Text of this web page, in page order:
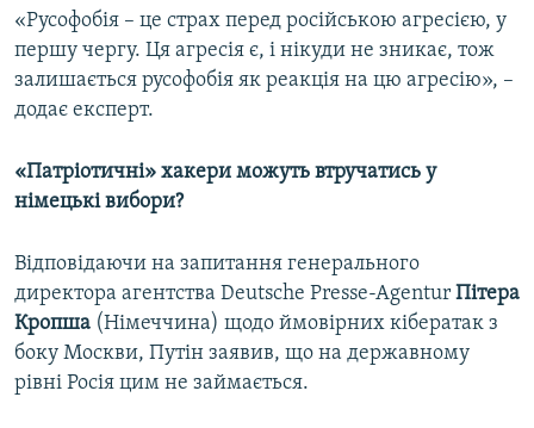
«Русофобія – це страх перед російською агресією, у
першу чергу. Ця агресія є, і нікуди не зникає, тож
залишається русофобія як реакція на цю агресію», –
додає експерт.
«Патріотичні» хакери можуть втручатись у
німецькі вибори?
Відповідаючи на запитання генерального
директора агентства Deutsche Presse-Agentur Пітера
Кропша (Німеччина) щодо ймовірних кібератак з
боку Москви, Путін заявив, що на державному
рівні Росія цим не займається.